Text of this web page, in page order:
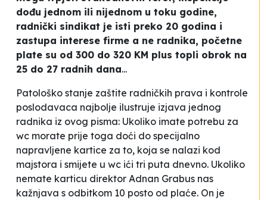
dođu jednom ili nijednom u toku godine,
radnički sindikat je isti preko 20 godina i
zastupa interese firme a ne radnika, početne
plate su od 300 do 320 KM plus topli obrok na
25 do 27 radnih dana...
Patološko stanje zaštite radničkih prava i kontrole
poslodavaca najbolje ilustruje izjava jednog
radnika iz ovog pisma: Ukoliko imate potrebu za
wc morate prije toga doći do specijalno
napravljene kartice za to, koja se nalazi kod
majstora i smijete u wc ići tri puta dnevno. Ukoliko
nemate karticu direktor Adnan Grabus nas
kažnjava s odbitkom 10 posto od plaće. On je